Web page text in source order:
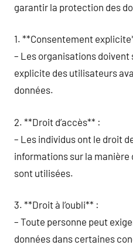
garantir la protection des
1. **Consentement
– Les organisations doivent
explicite des utilisateurs
données.
2. **Droit d’accès** :
– Les individus ont le droit
informations sur la
sont utilisées.
3. **Droit à l’oubli** :
– Toute personne peut
données dans certaines